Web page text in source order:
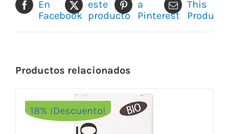
En
Facebook
este
producto
a
Pinterest
This
Product
Productos relacionados
18% ¡Descuento!